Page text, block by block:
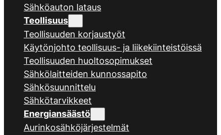
Sähköauton lataus
Teollisuus
Teollisuuden korjaustyöt
Käytönjohto teollisuus- ja liikekiinteistöissä
Teollisuuden huoltosopimukset
Sähkölaitteiden kunnossapito
Sähkösuunnittelu
Sähkötarvikkeet
Energiansäästö
Aurinkosähköjärjestelmät